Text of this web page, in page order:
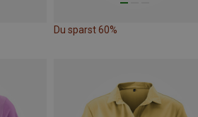
Du sparst 60%